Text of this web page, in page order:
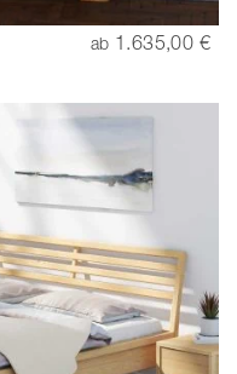
ab 1.635,00 €